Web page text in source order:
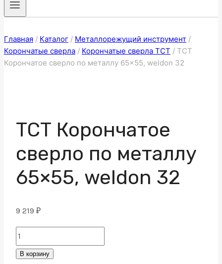
Главная / Каталог / Металлорежущий инструмент /
Корончатые сверла / Корончатые сверла ТСТ / ТСТ
Корончатое сверло по металлу 65×55, weldon 32
ТСТ Корончатое
сверло по металлу
65×55, weldon 32
9 219 ₽
ТСТ
Корончатое
В корзину